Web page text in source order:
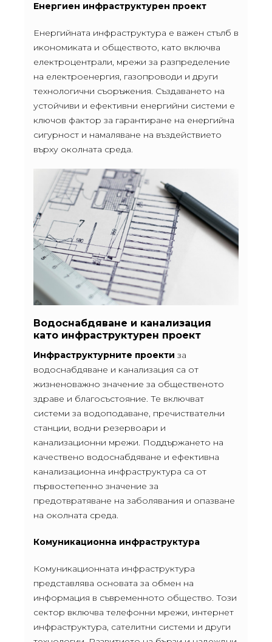
Енергиен инфраструктурен проект
Енергийната инфраструктура е важен стълб в
икономиката и обществото, като включва
електроцентрали, мрежи за разпределение
на електроенергия, газопроводи и други
технологични съоръжения. Създаването на
устойчиви и ефективни енергийни системи е
ключов фактор за гарантиране на енергийна
сигурност и намаляване на въздействието
върху околната среда.
Водоснабдяване и канализация
като инфраструктурен проект
Инфраструктурните проекти за
водоснабдяване и канализация са от
жизненоважно значение за общественото
здраве и благосъстояние. Те включват
системи за водоподаване, пречиствателни
станции, водни резервоари и
канализационни мрежи. Поддържането на
качествено водоснабдяване и ефективна
канализационна инфраструктура са от
първостепенно значение за
предотвратяване на заболявания и опазване
на околната среда.
Комуникационна инфраструктура
Комуникационната инфраструктура
представлява основата за обмен на
информация в съвременното общество. Този
сектор включва телефонни мрежи, интернет
инфраструктура, сателитни системи и други